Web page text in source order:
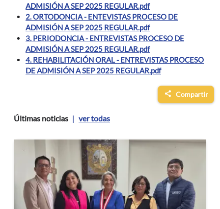
ADMISIÓN A SEP 2025 REGULAR.pdf
2. ORTODONCIA - ENTEVISTAS PROCESO DE
ADMISIÓN A SEP 2025 REGULAR.pdf
3. PERIODONCIA - ENTREVISTAS PROCESO DE
ADMISIÓN A SEP 2025 REGULAR.pdf
4. REHABILITACIÓN ORAL - ENTREVISTAS PROCESO
DE ADMISIÓN A SEP 2025 REGULAR.pdf
Compartir
Últimas noticias | ver todas